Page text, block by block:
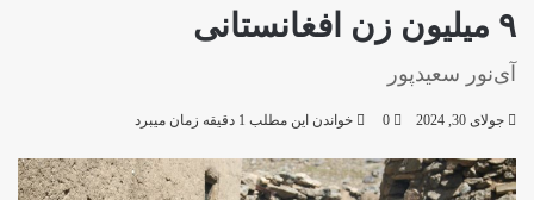
۹ میلیون زن افغانستانی
آی‌نور سعیدپور
جولای 30, 2024 0 خواندن این مطلب 1 دقیقه زمان میبرد